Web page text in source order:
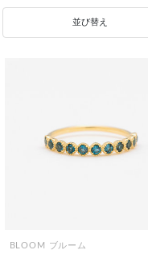
並び替え
BLOOM ブルーム